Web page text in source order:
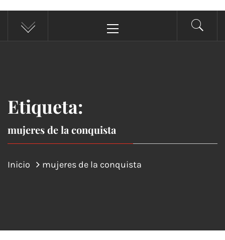
principal
Etiqueta:
mujeres de la conquista
Inicio mujeres de la conquista